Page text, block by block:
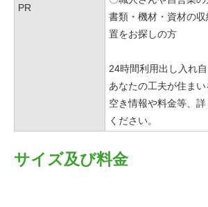
PR
書類・機材・資材の
置をお探しの方
24時間利用出し入れ
あなたの工夫が住まい
空き情報や料金等、
ください。
サイズ及び料金